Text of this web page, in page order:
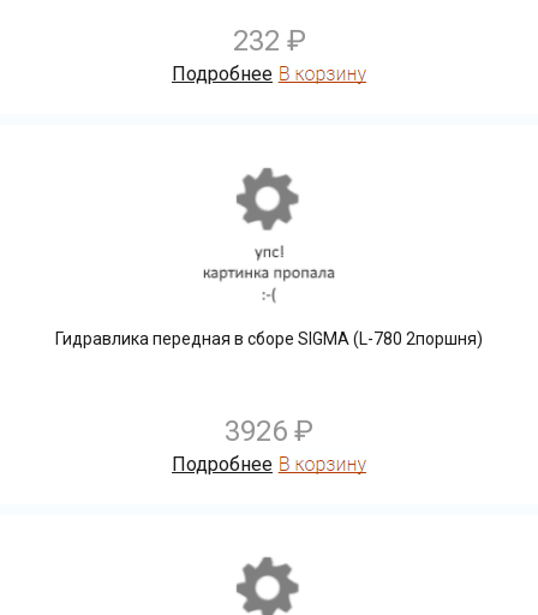
232 ₽
Подробнее
Гидравлика передная в сборе SIGMA (L-780 2поршня)
3926 ₽
Подробнее